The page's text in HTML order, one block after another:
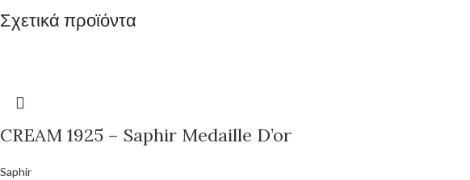
Σχετικά προϊόντα
CREAM 1925 – Saphir Medaille D’or
Saphir